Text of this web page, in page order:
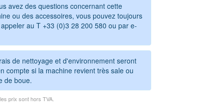
avez des questions concernant cette
ou des accessoires, vous pouvez toujours
au T +33 (0)3 28 200 580 ou par e-
de nettoyage et d'environnement seront
compte si la machine revient très sale ou
de boue.
prix sont hors TVA.